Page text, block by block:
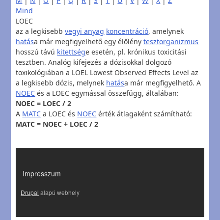
Mind
LOEC
az a legkisebbvegyi anyag koncentráció, amelynek
hatása már megfigyelhető egy élőlénytesztorganizmus
hosszú távú kitettsége esetén, pl. krónikus toxicitási
tesztben. Analóg kifejezés a dózisokkal dolgozó
toxikológiában a LOEL Lowest Observed Effects Level az
a legkisebb dózis, melynek hatása már megfigyelhető. A
NOEC és a LOEC egymással összefügg, általában:
NOEC = LOEC / 2
A MATC a LOEC és NOEC érték átlagaként számítható:
MATC = NOEC + LOEC / 2
Impresszum
Drupal alapú webhely